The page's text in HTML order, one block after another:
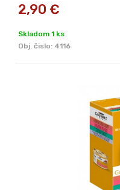
2,90 €
Skladom 1 ks
Obj. čislo: 4116